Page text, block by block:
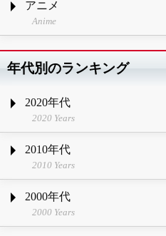
アニメ
Anime
年代別のランキング
2020年代
2020 Years
2010年代
2010 Years
2000年代
2000 Years